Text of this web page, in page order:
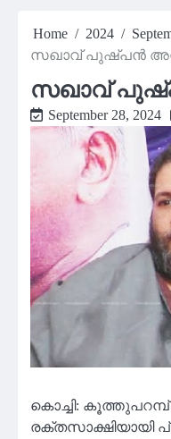
Home 2024
സഖാവ് പുഷ്പന്‍
സഖാവ്
September 28, 2024
കൊച്ചി: കൂത്തുപറമ്പ്
രക്തസാക്ഷിയായി